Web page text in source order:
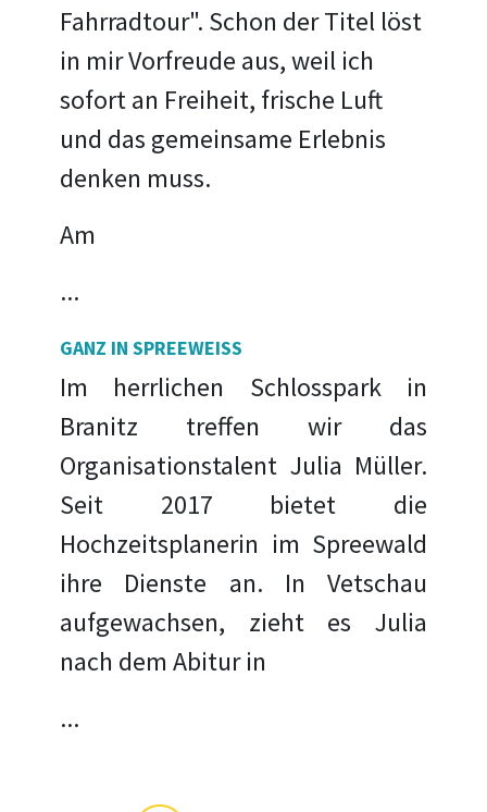
Fahrradtour". Schon der Titel löst
in mir Vorfreude aus, weil ich
sofort an Freiheit, frische Luft
und das gemeinsame Erlebnis
denken muss.
Am
...
GANZ IN SPREEWEISS
Im herrlichen Schlosspark in
Branitz treffen wir das
Organisationstalent Julia Müller.
Seit 2017 bietet die
Hochzeitsplanerin im Spreewald
ihre Dienste an. In Vetschau
aufgewachsen, zieht es Julia
nach dem Abitur in
...